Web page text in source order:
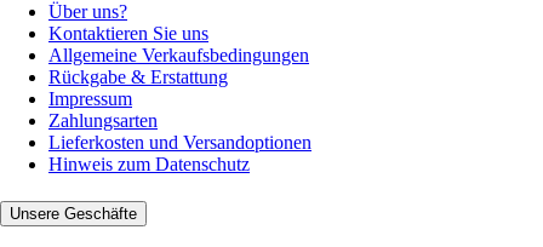
Über uns?
Kontaktieren Sie uns
Allgemeine Verkaufsbedingungen
Rückgabe & Erstattung
Impressum
Zahlungsarten
Lieferkosten und Versandoptionen
Hinweis zum Datenschutz
Unsere Geschäfte